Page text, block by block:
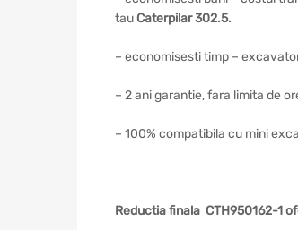
tauCaterpilar 302.5.
– economisesti timp –
– 2 ani garantie, fara limita de
– 100% compatibila cu mini
Reductia finala CTH950162-1